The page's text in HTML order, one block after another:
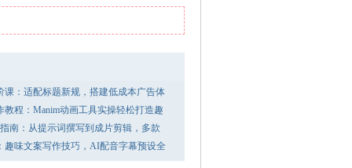
课：适配标题新规，搭建低成本广告体
程：Manim动画工具实操轻松打造趣
南：从提示词撰写到成片剪辑，多款
趣味文案写作技巧，AI配音字幕预设全